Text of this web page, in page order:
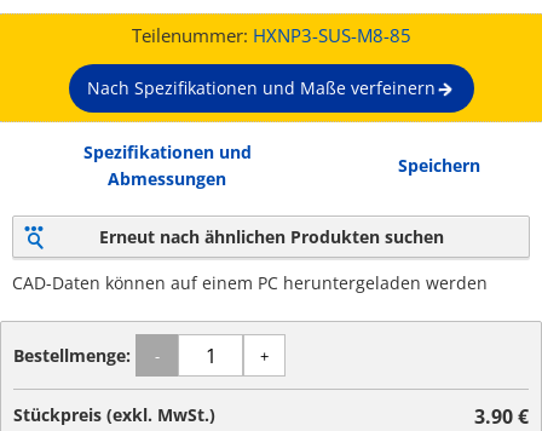
Teilenummer: HXNP3-SUS-M8-85
Nach Spezifikationen und Maße verfeinern
Spezifikationen und
Abmessungen
Speichern
Erneut nach ähnlichen Produkten suchen
CAD-Daten können auf einem PC heruntergeladen werden
Bestellmenge: - +
Stückpreis (exkl. MwSt.) 3.90 €